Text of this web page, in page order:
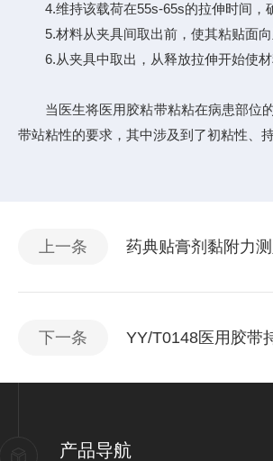
4.维持该载荷在55s-65s的拉伸时间，
5.材料从夹具间取出前，使其粘贴面向
6.从夹具中取出，从释放拉伸开始使材
当医生将医用胶粘带粘粘在病患部位的
带站粘性的要求，其中涉及到了初粘性、
上一条 药典贴膏剂黏附力
下一条 YY/T0148医用胶带
产品导航